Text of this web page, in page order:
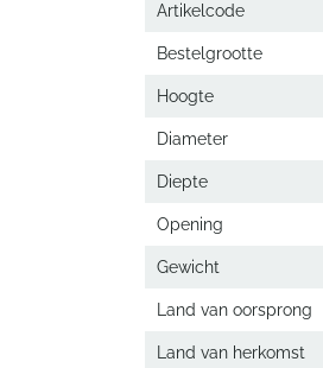
Artikelcode
Bestelgrootte
Hoogte
Diameter
Diepte
Opening
Gewicht
Land van oorsprong
Land van herkomst